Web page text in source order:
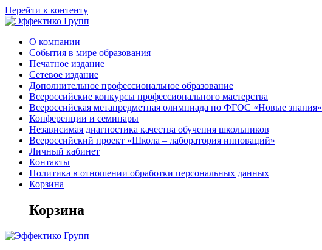
Перейти к контенту
О компании
События в мире образования
Печатное издание
Сетевое издание
Дополнительное профессиональное образование
Всероссийские конкурсы профессионального мастерства
Всероссийская метапредметная олимпиада по ФГОС «Новые знания»
Конференции и семинары
Независимая диагностика качества обучения школьников
Всероссийский проект «Школа – лаборатория инноваций»
Личный кабинет
Контакты
Политика в отношении обработки персональных данных
Корзина
Корзина